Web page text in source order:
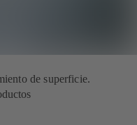
de superficie.